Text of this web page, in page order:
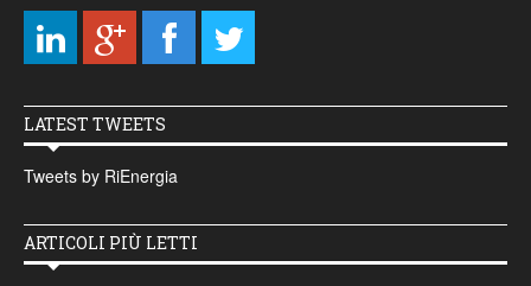
LATEST TWEETS
Tweets by RiEnergia
ARTICOLI PIÙ LETTI